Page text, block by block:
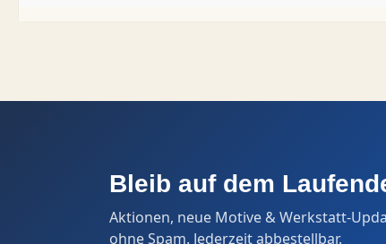
Bleib auf dem
Aktionen, neue Motive & Werkstatt-
ohne Spam. Jederzeit abbestellbar.